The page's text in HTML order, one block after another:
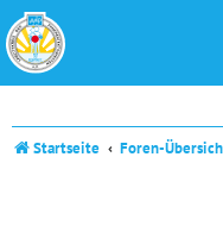
Startseite Foren-